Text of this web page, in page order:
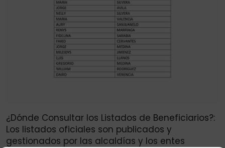
¿Dónde Consultar los Listados de Beneficiarios?:
Los listados oficiales son publicados y
gestionados por las alcaldías y los entes